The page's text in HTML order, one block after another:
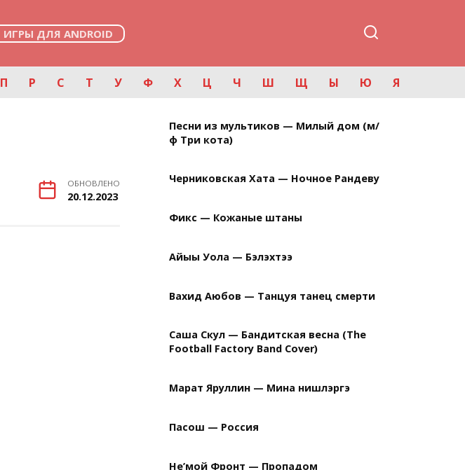
ИГРЫ ДЛЯ ANDROID
П Р С Т У Ф Х Ц Ч Ш Щ Ы Ю Я
ОБНОВЛЕНО
20.12.2023
Песни из мультиков — Милый дом (м/
ф Три кота)
Черниковская Хата — Ночное Рандеву
Фикс — Кожаные штаны
Айыы Уола — Бэлэхтээ
Вахид Аюбов — Танцуя танец смерти
Саша Скул — Бандитская весна (The
Football Factory Band Cover)
Марат Яруллин — Мина нишлэргэ
Пасош — Россия
Не’мой Фронт — Пропадом